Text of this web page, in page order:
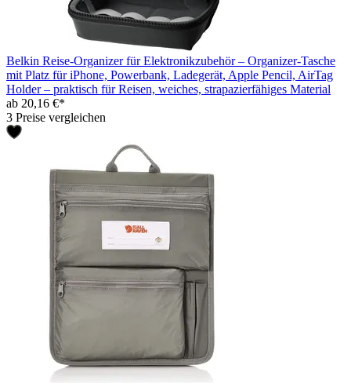
Belkin Reise-Organizer für Elektronikzubehör – Organizer-Tasche
mit Platz für iPhone, Powerbank, Ladegerät, Apple Pencil, AirTag
Holder – praktisch für Reisen, weiches, strapazierfähiges Material
ab 20,16 €*
3 Preise vergleichen